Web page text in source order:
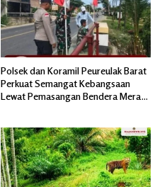
Polsek dan Koramil Peureulak Barat
Perkuat Semangat Kebangsaan
Lewat Pemasangan Bendera Merah